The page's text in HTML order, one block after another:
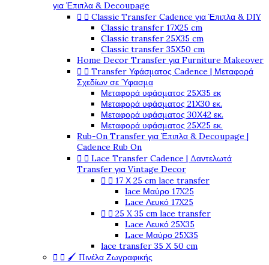
για Έπιπλα & Decoupage
  Classic Transfer Cadence για Έπιπλα & DIY
Classic transfer 17Χ25 cm
Classic transfer 25Χ35 cm
Classic transfer 35Χ50 cm
Home Decor Transfer για Furniture Makeover
  Transfer Υφάσματος Cadence | Μεταφορά
Σχεδίων σε Ύφασμα
Μεταφορά υφάσματος 25Χ35 εκ
Μεταφορά υφάσματος 21Χ30 εκ.
Μεταφορά υφάσματος 30Χ42 εκ.
Μεταφορά υφάσματος 25Χ25 εκ.
Rub-On Transfer για Έπιπλα & Decoupage |
Cadence Rub On
  Lace Transfer Cadence | Δαντελωτά
Transfer για Vintage Decor
  17 Χ 25 cm lace transfer
lace Μαύρο 17X25
Lace Λευκό 17X25
  25 X 35 cm lace transfer
Lace Λευκό 25X35
Lace Μαύρο 25X35
lace transfer 35 Χ 50 cm
  🖌️ Πινέλα Ζωγραφικής